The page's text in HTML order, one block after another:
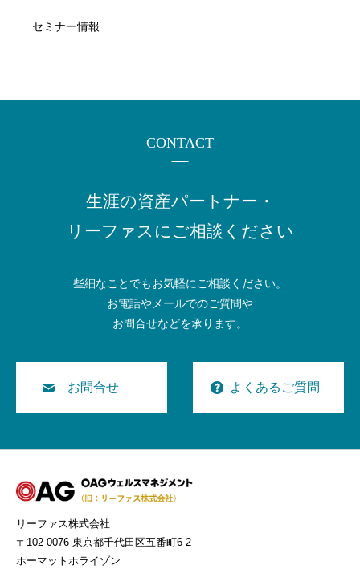
セミナー情報
CONTACT
生涯の資産パートナー・
リーファスにご相談ください
些細なことでもお気軽にご相談ください。
お電話やメールでのご質問や
お問合せなどを承ります。
お問合せ よくあるご質問
リーファス株式会社
〒102-0076 東京都千代田区五番町6-2
ホーマットホライゾン